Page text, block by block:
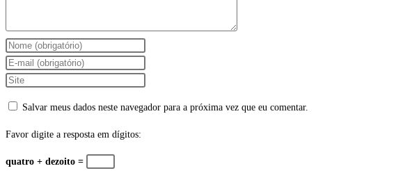
Digite
seu
nome
de
para
Digite
seu
e-
para
Digite
do
site
Salvar meus dados neste navegador para a próxima vez que eu comentar.
Favor digite a resposta em dígitos:
quatro + dezoito =